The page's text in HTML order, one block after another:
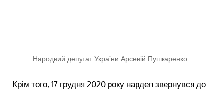
Народний депутат України Арсеній Пушкаренко
Крім того, 17 грудня 2020 року нардеп звернувся до